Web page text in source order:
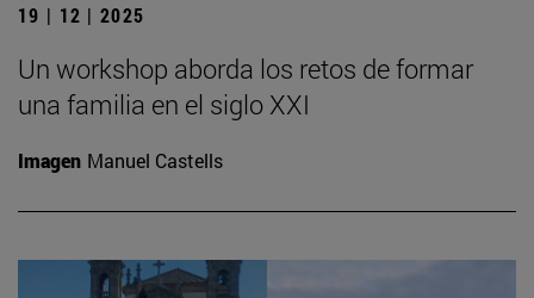
19 | 12 | 2025
Un workshop aborda los retos de formar
una familia en el siglo XXI
Imagen Manuel Castells